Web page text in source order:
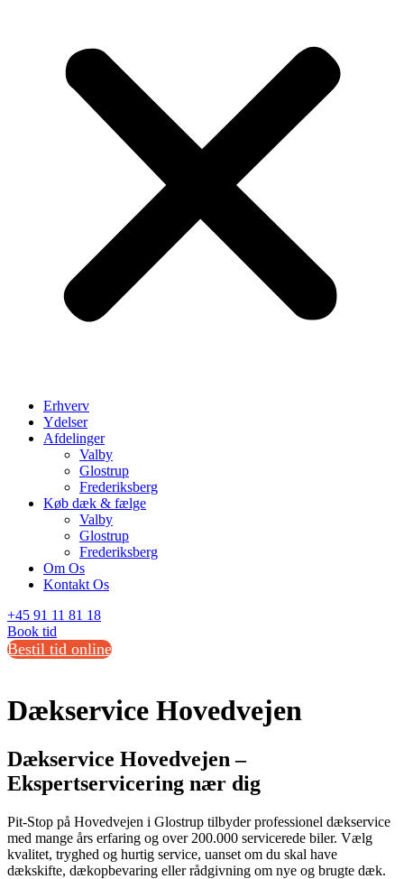
Erhverv
Ydelser
Afdelinger
Valby
Glostrup
Frederiksberg
Køb dæk & fælge
Valby
Glostrup
Frederiksberg
Om Os
Kontakt Os
+45 91 11 81 18
Book tid
Bestil tid online
Dækservice Hovedvejen
Dækservice Hovedvejen –
Ekspertservicering nær dig
Pit-Stop på Hovedvejen i Glostrup tilbyder professionel dækservice
med mange års erfaring og over 200.000 servicerede biler. Vælg
kvalitet, tryghed og hurtig service, uanset om du skal have
dækskifte, dækopbevaring eller rådgivning om nye og brugte dæk.